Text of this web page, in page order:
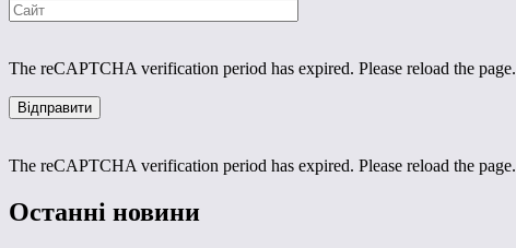
The reCAPTCHA verification period has expired. Please reload the page.
The reCAPTCHA verification period has expired. Please reload the page.
Останні новини